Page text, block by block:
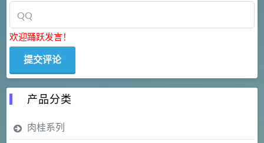
欢迎踊跃发言！
产品分类
肉桂系列